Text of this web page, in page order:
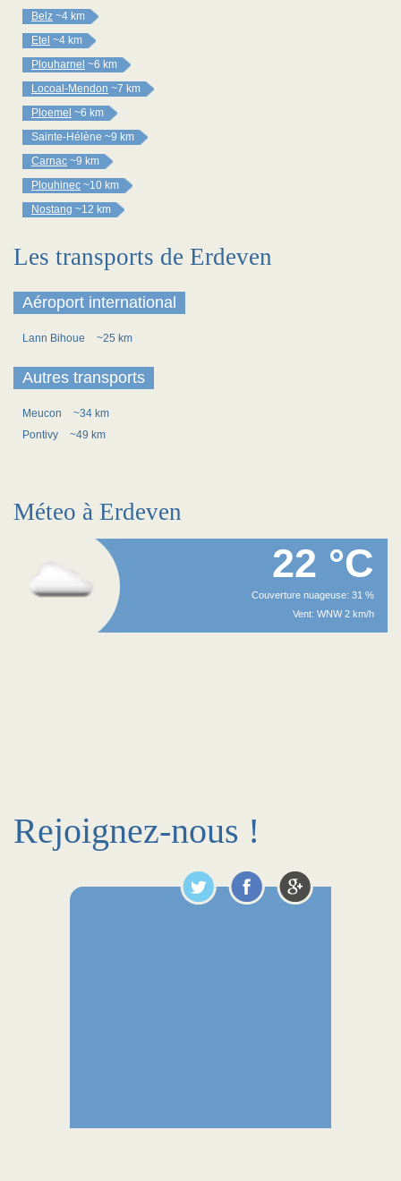
Belz ~4 km
Etel ~4 km
Plouharnel ~6 km
Locoal-Mendon ~7 km
Ploemel ~6 km
Sainte-Hélène ~9 km
Carnac ~9 km
Plouhinec ~10 km
Nostang ~12 km
Les transports de Erdeven
Aéroport international
Lann Bihoue ~25 km
Autres transports
Meucon
~34 km
Pontivy
~49 km
Méteo à Erdeven
22 °C
Couverture nuageuse: 31 %
Vent: WNW 2 km/h
Rejoignez-nous !